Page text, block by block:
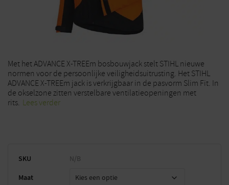
Met het ADVANCE X-TREEm bosbouwjack stelt STIHL nieuwe
normen voor de persoonlijke veiligheidsuitrusting. Het STIHL
ADVANCE X-TREEm jack is verkrijgbaar in de pasvorm Slim Fit. In
de okselzone zitten verstelbare ventilatieopeningen met
rits. Lees verder
SKU N/B
Maat